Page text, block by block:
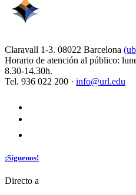
Claravall 1-3. 08022 Barcelona
Horario de atención al público:
8.30-14.30h.
Tel. 936 022 200 · info@url.edu
¡Síguenos!
Directo a